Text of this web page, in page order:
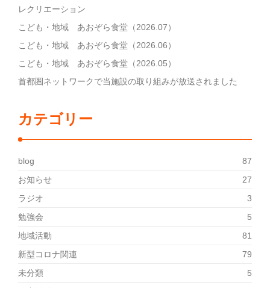
レクリエーション
こども・地域 あおぞら食堂（2026.07）
こども・地域 あおぞら食堂（2026.06）
こども・地域 あおぞら食堂（2026.05）
首都圏ネットワークで当施設の取り組みが放送されました
カテゴリー
blog
87
お知らせ
27
ラジオ
3
勉強会
5
地域活動
81
新型コロナ関連
79
未分類
5